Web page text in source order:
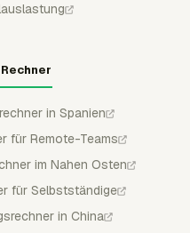
in Spanien
für Remote-Teams
im Nahen Osten
für Selbstständige
in China